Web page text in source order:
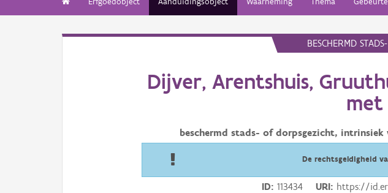
BESCHERMD
Dijver, Arentshuis,
met
beschermd stads- of dorpsgezicht,
De rechtsgeldigheid
ID 113434 URI https://